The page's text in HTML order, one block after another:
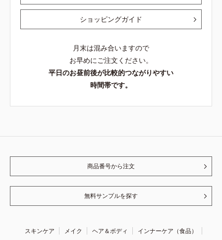
ショッピングガイド
月末は混み合いますので
お早めにご注文ください。
平日のお昼前後が比較的つながりやすい
時間帯です。
商品番号から注文
無料サンプルを探す
スキンケア メイク ヘア＆ボディ
インナーケア（食品）